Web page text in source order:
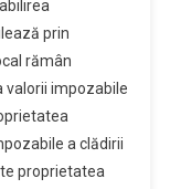
Nivelurile
Impozitelor
Şi
Taxelor
Locale
În
prin
rămân
valorii impozabile
a clădirii
proprietatea